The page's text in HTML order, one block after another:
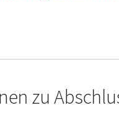
zu